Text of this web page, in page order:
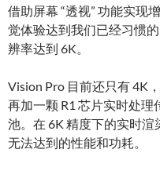
借助屏幕 “透视” 功能实现
觉体验达到我们已经习惯
辨率达到 6K。
Vision Pro 目前还只有 4K
再加一颗 R1 芯片实时处
池。在 6K 精度下的实时
无法达到的性能和功耗。